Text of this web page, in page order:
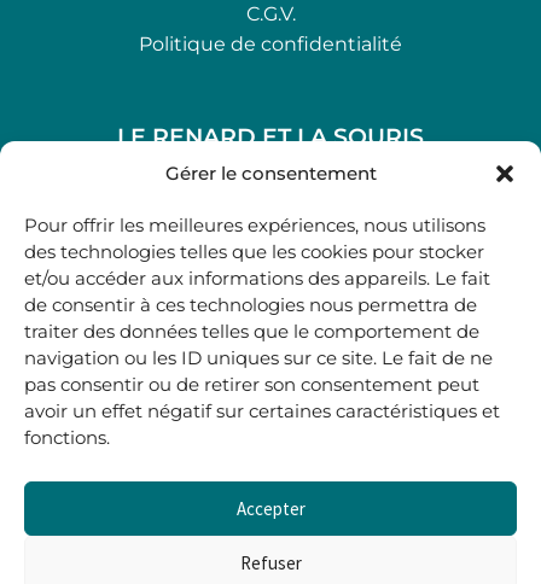
Gérer le consentement
Pour offrir les meilleures expériences, nous utilisons
des technologies telles que les cookies pour stocker
et/ou accéder aux informations des appareils. Le fait
de consentir à ces technologies nous permettra de
traiter des données telles que le comportement de
navigation ou les ID uniques sur ce site. Le fait de ne
pas consentir ou de retirer son consentement peut
avoir un effet négatif sur certaines caractéristiques et
fonctions.
Accepter
Refuser
C.G.V.
Politique de confidentialité
LE RENARD ET LA SOURIS
48, rue Maubec 33210 LANGON
05 40 41 37 18
.
MARDI AU SAMEDI
10H00-12H45 | 14H00 -19H00
boutique@lerenardetlasouris.com